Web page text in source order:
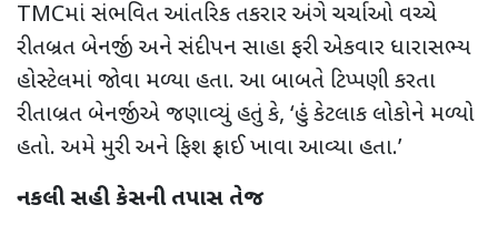
TMCમાં સંભવિત આંતરિક તકરાર અંગે ચર્ચાઓ વચ્ચે
રીતબ્રત બેનર્જી અને સંદીપન સાહા ફરી એકવાર ધારાસભ્ય
હોસ્ટેલમાં જોવા મળ્યા હતા. આ બાબતે ટિપ્પણી કરતા
રીતાબ્રત બેનર્જીએ જણાવ્યું હતું કે, ‘હું કેટલાક લોકોને મળ્યો
હતો. અમે મુરી અને ફિશ ફ્રાઈ ખાવા આવ્યા હતા.’
નકલી સહી કેસની તપાસ તેજ